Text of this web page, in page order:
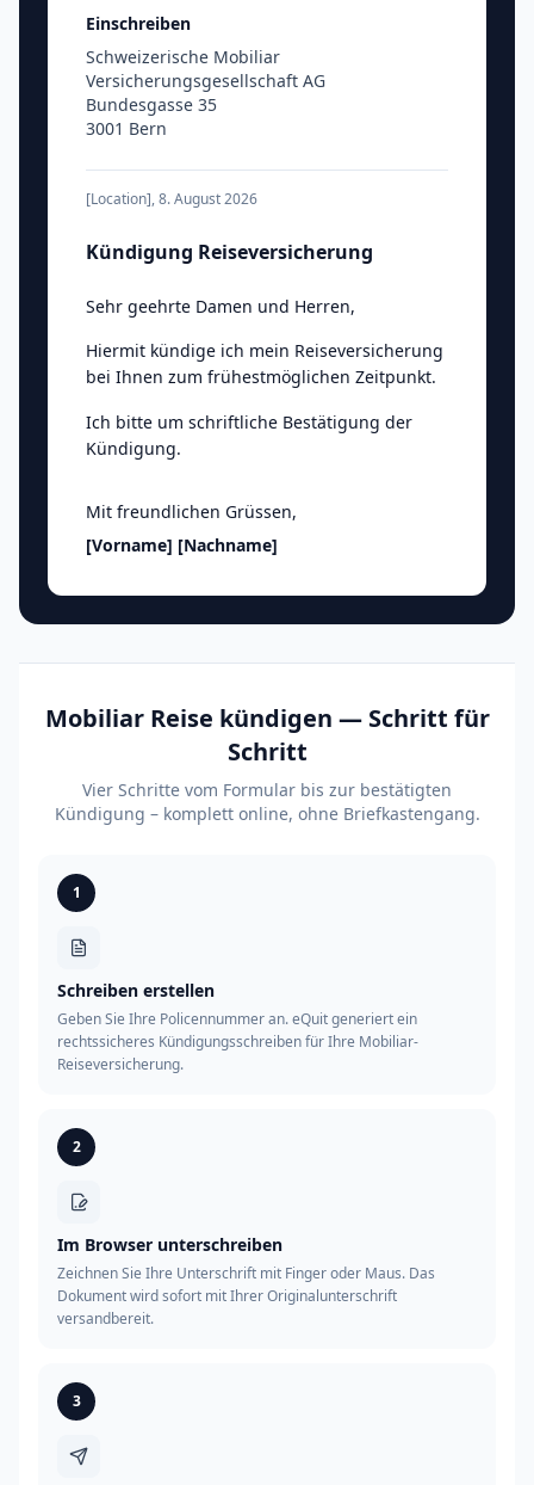
Einschreiben
Schweizerische Mobiliar
Versicherungsgesellschaft AG
Bundesgasse 35
3001 Bern
[Location],8. August 2026
Kündigung Reiseversicherung
Sehr geehrte Damen und Herren,
Hiermit kündige ich mein Reiseversicherung
bei Ihnen zum frühestmöglichen Zeitpunkt.
Ich bitte um schriftliche Bestätigung der
Kündigung.
Mit freundlichen Grüssen,
[Vorname] [Nachname]
Mobiliar Reise kündigen — Schritt für
Schritt
Vier Schritte vom Formular bis zur bestätigten
Kündigung – komplett online, ohne Briefkastengang.
1
Schreiben erstellen
Geben Sie Ihre Policennummer an. eQuit generiert ein
rechtssicheres Kündigungsschreiben für Ihre Mobiliar-
Reiseversicherung.
2
Im Browser unterschreiben
Zeichnen Sie Ihre Unterschrift mit Finger oder Maus. Das
Dokument wird sofort mit Ihrer Originalunterschrift
versandbereit.
3